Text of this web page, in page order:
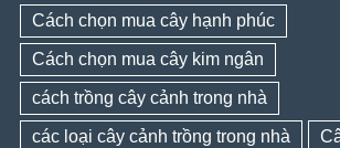
Cách chọn mua cây hạnh phúc
Cách chọn mua cây kim ngân
cách trồng cây cảnh trong nhà
các loại cây cảnh trồng trong nhà